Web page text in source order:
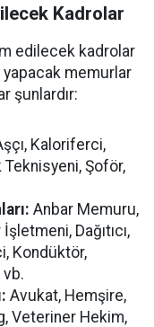
Kadrolar
edilecek kadrolar
memurlar
şunlardır:
Kaloriferci,
Teknisyeni, Şoför,
Anbar Memuru,
Dağıtıcı,
Kondüktör,
Avukat, Hemşire,
Veteriner Hekim,